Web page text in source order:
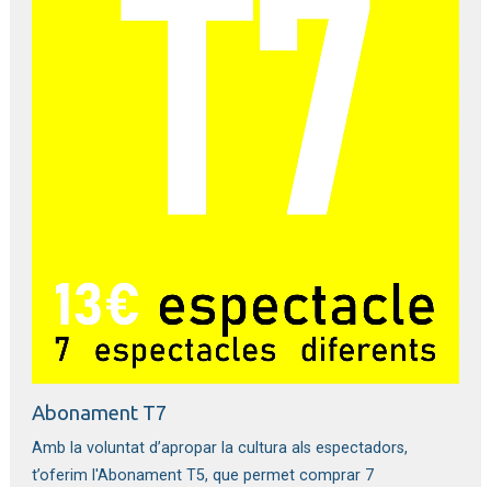
Abonament T7
Amb la voluntat d’apropar la cultura als espectadors,
t’oferim l'Abonament T5, que permet comprar 7